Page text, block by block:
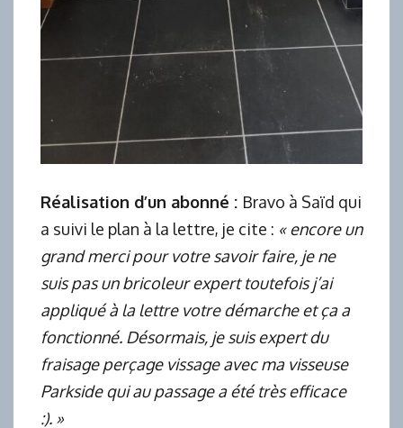
Réalisation d’un abonné : Bravo à Saïd qui
a suivi le plan à la lettre, je cite : « encore un
grand merci pour votre savoir faire, je ne
suis pas un bricoleur expert toutefois j’ai
appliqué à la lettre votre démarche et ça a
fonctionné. Désormais, je suis expert du
fraisage perçage vissage avec ma visseuse
Parkside qui au passage a été très efficace
:). »